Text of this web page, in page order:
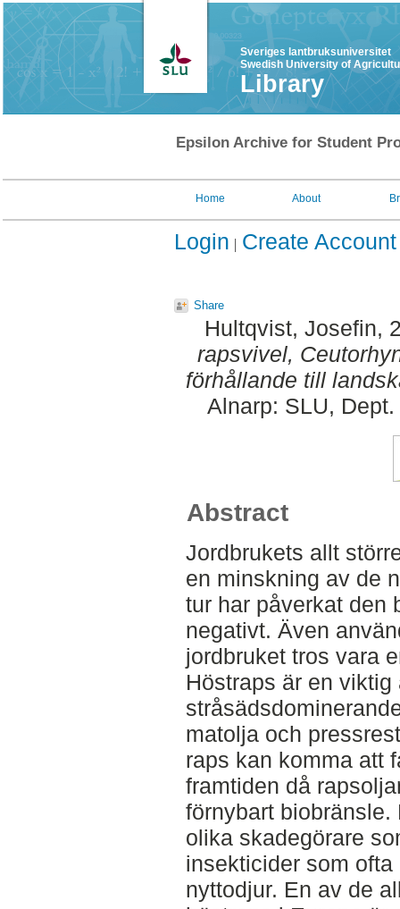
Sveriges lantbruksuniversitet
Swedish University of
Library
Epsilon Archive for Student
Home About
Login Create Account
Share
Hultqvist, Josefin,
rapsvivel,
förhållande till
Alnarp: SLU,
Abstract
Jordbrukets allt
en minskning av de
tur har påverkat den
negativt. Även
jordbruket tros vara
Höstraps är en
matolja och
raps kan komma att
framtiden då
förnybart
olika skadegörare
insekticider som
nyttodjur. En av de